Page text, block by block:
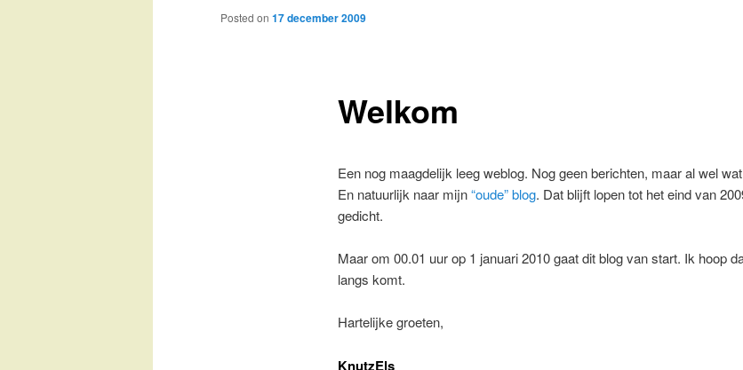
to
Welkom
Posted on 17 december 2009
Een nog maagdelijk leeg weblog. Nog geen berichten, maar al wel
En natuurlijk naar mijn“oude” blog. Dat blijft lopen tot het eind van
gedicht.
Maar om 00.01 uur op 1 januari 2010 gaat dit blog van start. Ik hoop
langs komt.
Hartelijke groeten,
KnutzEls